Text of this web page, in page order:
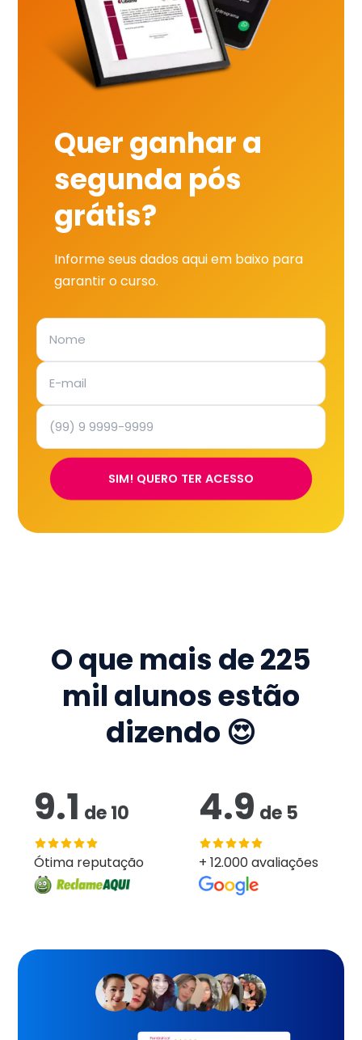
Quer ganhar a
segunda pós
grátis?
Informe seus dados aqui em baixo para
garantir o curso.
SIM! QUERO TER ACESSO
O que mais de225
mil alunos estão
dizendo 😍
9.1 de10
Ótima reputação
4.9 de 5
+ 12.000 avaliações